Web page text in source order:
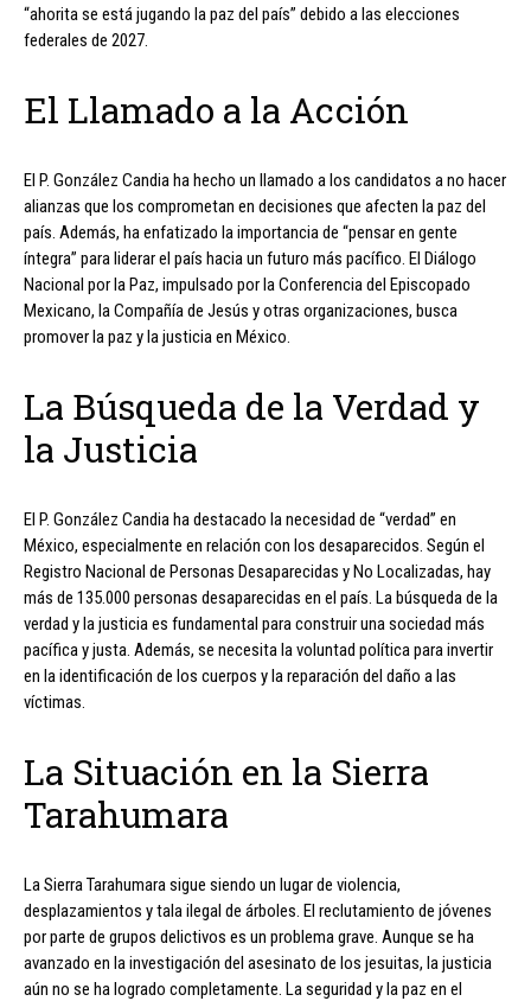
“ahorita se está jugando la paz del país” debido a las elecciones
federales de 2027.
El Llamado a la Acción
El P. González Candia ha hecho un llamado a los candidatos a no hacer
alianzas que los comprometan en decisiones que afecten la paz del
país. Además, ha enfatizado la importancia de “pensar en gente
íntegra” para liderar el país hacia un futuro más pacífico. El Diálogo
Nacional por la Paz, impulsado por la Conferencia del Episcopado
Mexicano, la Compañía de Jesús y otras organizaciones, busca
promover la paz y la justicia en México.
La Búsqueda de la Verdad y
la Justicia
El P. González Candia ha destacado la necesidad de “verdad” en
México, especialmente en relación con los desaparecidos. Según el
Registro Nacional de Personas Desaparecidas y No Localizadas, hay
más de 135.000 personas desaparecidas en el país. La búsqueda de la
verdad y la justicia es fundamental para construir una sociedad más
pacífica y justa. Además, se necesita la voluntad política para invertir
en la identificación de los cuerpos y la reparación del daño a las
víctimas.
La Situación en la Sierra
Tarahumara
La Sierra Tarahumara sigue siendo un lugar de violencia,
desplazamientos y tala ilegal de árboles. El reclutamiento de jóvenes
por parte de grupos delictivos es un problema grave. Aunque se ha
avanzado en la investigación del asesinato de los jesuitas, la justicia
aún no se ha logrado completamente. La seguridad y la paz en el